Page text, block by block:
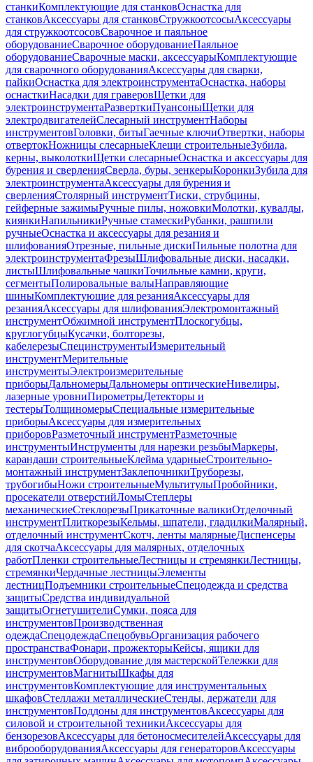
станкиКомплектующие для станковОснастка для
станковАксессуары для станковСтружкоотсосыАксессуары
для стружкоотсосовСварочное и паяльное
оборудованиеСварочное оборудованиеПаяльное
оборудованиеСварочные маски, аксессуарыКомплектующие
для сварочного оборудованияАксессуары для сварки,
пайкиОснастка для электроинструментаОснастка, наборы
оснасткиНасадки для граверовЩетки для
электроинструментаРазверткиПуансоныЩетки для
электродвигателейСлесарный инструментНаборы
инструментовГоловки, битыГаечные ключиОтвертки, наборы
отвертокНожницы слесарныеКлещи строительныеЗубила,
керны, выколоткиЩетки слесарныеОснастка и аксессуары для
бурения и сверленияСверла, буры, зенкерыКоронкиЗубила для
электроинструментаАксессуары для бурения и
сверленияСтолярный инструментТиски, струбцины,
гейферные зажимыРучные пилы, ножовкиМолотки, кувалды,
киянкиНапильникиРучные стамескиРубанки, рашпили
ручныеОснастка и аксессуары для резания и
шлифованияОтрезные, пильные дискиПильные полотна для
электроинструментаФрезыШлифовальные диски, насадки,
листыШлифовальные чашкиТочильные камни, круги,
сегментыПолировальные валыНаправляющие
шиныКомплектующие для резанияАксессуары для
резанияАксессуары для шлифованияЭлектромонтажный
инструментОбжимной инструментПлоскогубцы,
круглогубцыКусачки, болторезы,
кабелерезыСпецинструментыИзмерительный
инструментМерительные
инструментыЭлектроизмерительные
приборыДальномерыДальномеры оптическиеНивелиры,
лазерные уровниПирометрыДетекторы и
тестерыТолщиномерыСпециальные измерительные
приборыАксессуары для измерительных
приборовРазметочный инструментРазметочные
инструментыИнструменты для нарезки резьбыМаркеры,
карандаши строительныеКлейма ударныеСтроительно-
монтажный инструментЗаклепочникиТруборезы,
трубогибыНожи строительныеМультитулыПробойники,
просекатели отверстийЛомыСтеплеры
механическиеСтеклорезыПрикаточные валикиОтделочный
инструментПлиткорезыКельмы, шпатели, гладилкиМалярный,
отделочный инструментСкотч, ленты малярныеДиспенсеры
для скотчаАксессуары для малярных, отделочных
работПленки строительныеЛестницы и стремянкиЛестницы,
стремянкиЧердачные лестницыЭлементы
лестницПодъемники строительныеСпецодежда и средства
защитыСредства индивидуальной
защитыОгнетушителиСумки, пояса для
инструментовПроизводственная
одеждаСпецодеждаСпецобувьОрганизация рабочего
пространстваФонари, прожекторыКейсы, ящики для
инструментовОборудование для мастерскойТележки для
инструментовМагнитыШкафы для
инструментовКомплектующие для инструментальных
шкафовСтеллажи металлическиеСтенды, держатели для
инструментовПоддоны для инструментовАксессуары для
силовой и строительной техникиАксессуары для
бензорезовАксессуары для бетоносмесителейАксессуары для
виброоборудованияАксессуары для генераторовАксессуары